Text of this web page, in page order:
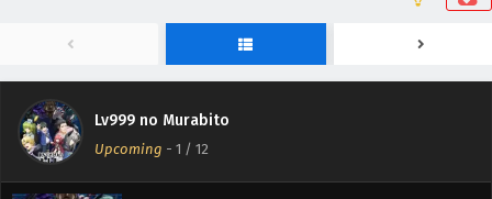
Lv999 no Murabito
Upcoming - 1 / 12